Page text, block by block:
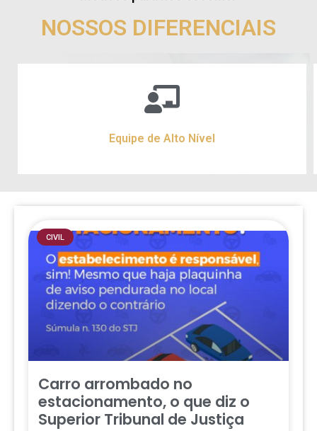
NOSSOS DIFERENCIAIS
Equipe de Alto Nível
CIVIL
Carro arrombado no
estacionamento, o que diz o
Superior Tribunal de Justiça